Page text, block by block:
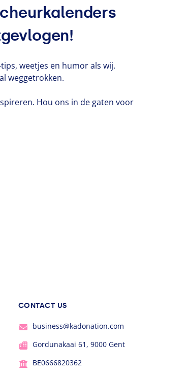
weetjes en humor als wij.
weggetrokken.
Hou ons in de gaten voor
CONTACT US
business@kadonation.com
Gordunakaai 61, 9000 Gent
BE0666820362